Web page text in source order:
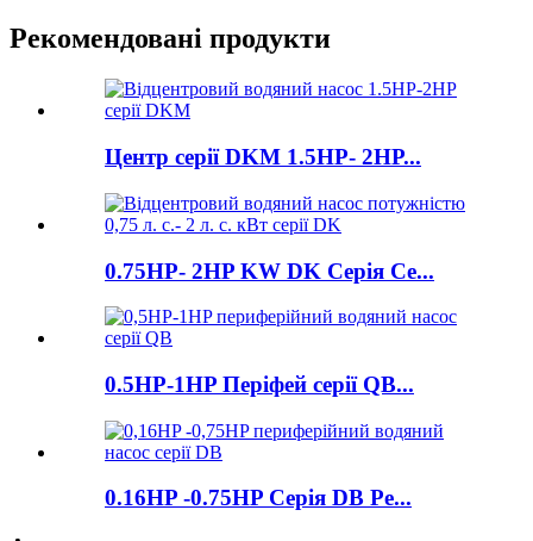
Рекомендовані продукти
Центр серії DKM 1.5HP- 2HP...
0.75HP- 2HP KW DK Серія Ce...
0.5HP-1HP Періфей серії QB...
0.16HP -0.75HP Серія DB Pe...